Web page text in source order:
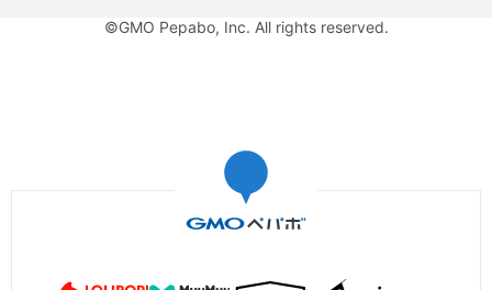
©GMO Pepabo, Inc. All rights reserved.